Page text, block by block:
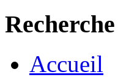
Recherche
Accueil